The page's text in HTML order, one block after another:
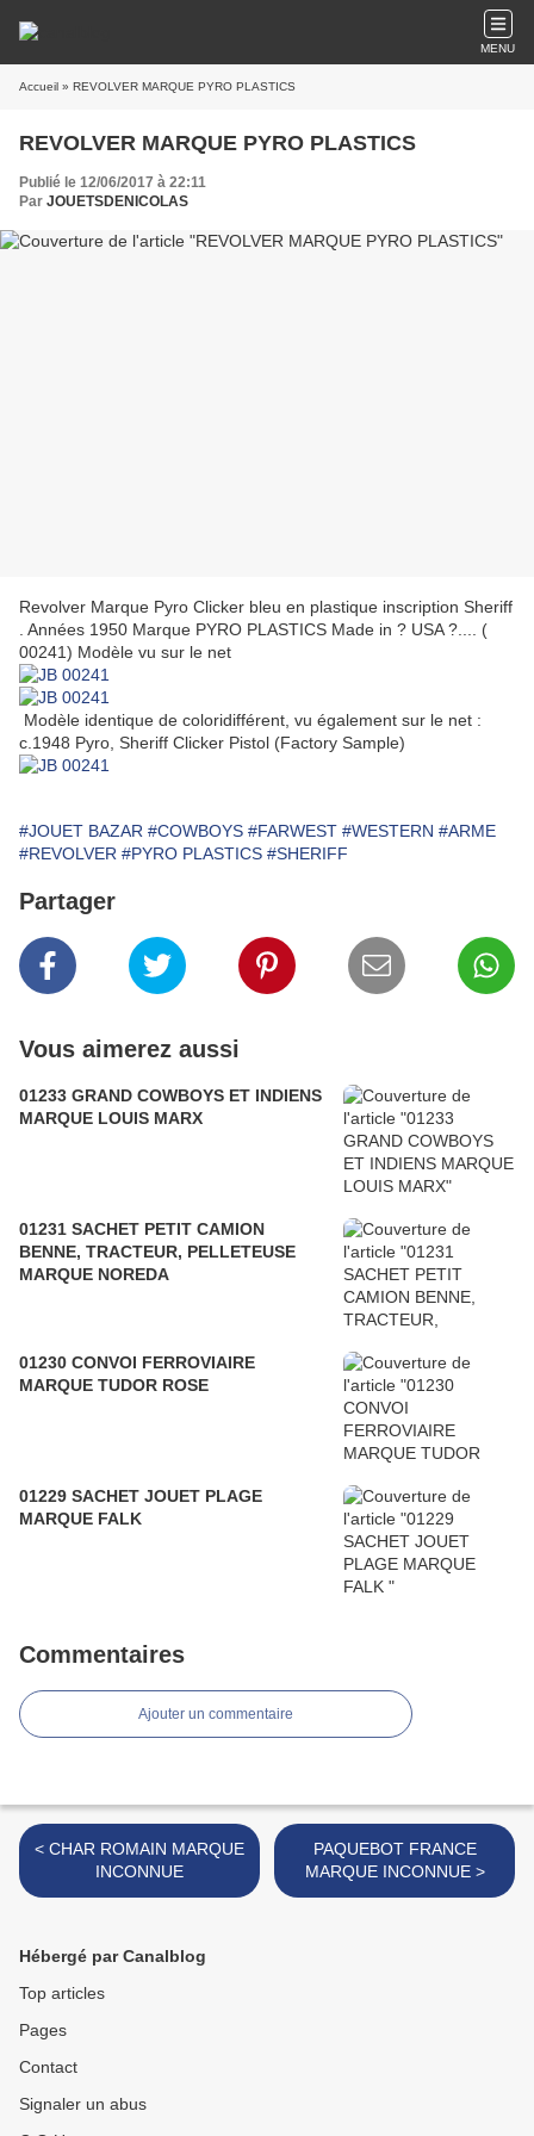
MENU
Accueil » REVOLVER MARQUE PYRO PLASTICS
REVOLVER MARQUE PYRO PLASTICS
Publié le 12/06/2017 à 22:11
Par JOUETSDENICOLAS
Revolver Marque Pyro Clicker bleu en plastique inscription Sheriff
. Années 1950 Marque PYRO PLASTICS Made in ? USA ?.... (
00241) Modèle vu sur le net
Modèle identique de coloridifférent, vu également sur le net :
c.1948 Pyro, Sheriff Clicker Pistol (Factory Sample)
#JOUET BAZAR #COWBOYS #FARWEST #WESTERN #ARME
#REVOLVER #PYRO PLASTICS #SHERIFF
Partager
Vous aimerez aussi
01233 GRAND COWBOYS ET INDIENS
MARQUE LOUIS MARX
01231 SACHET PETIT CAMION
BENNE, TRACTEUR, PELLETEUSE
MARQUE NOREDA
01230 CONVOI FERROVIAIRE
MARQUE TUDOR ROSE
01229 SACHET JOUET PLAGE
MARQUE FALK
Commentaires
Ajouter un commentaire
< CHAR ROMAIN MARQUE
INCONNUE
PAQUEBOT FRANCE
MARQUE INCONNUE >
Hébergé par Canalblog
Top articles
Pages
Contact
Signaler un abus